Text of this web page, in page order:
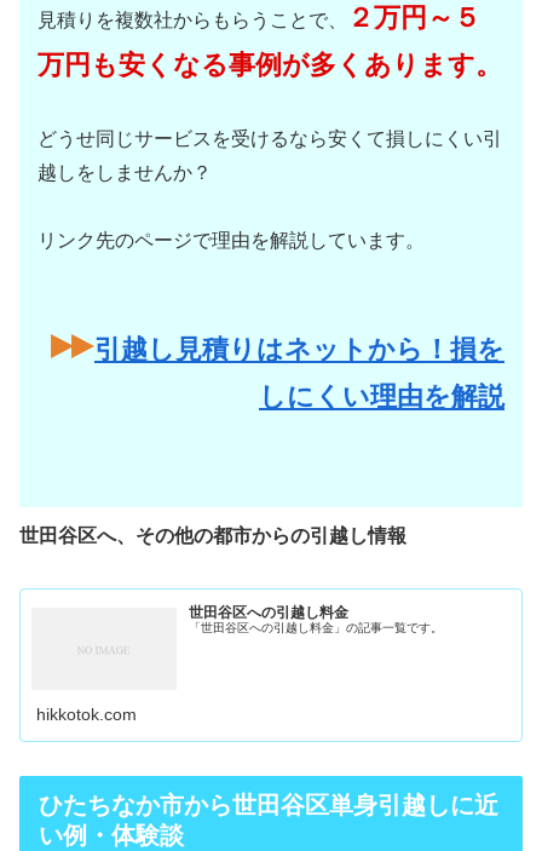
見積りを複数社からもらうことで、
２万円～５
万円も安くなる事例が多くあります。
どうせ同じサービスを受けるなら安くて損しにくい引
越しをしませんか？
リンク先のページで理由を解説しています。
引越し見積りはネットから！損を
しにくい理由を解説
世田谷区へ、その他の都市からの引越し情報
世田谷区への引越し料金
「世田谷区への引越し料金」の記事一覧です。
hikkotok.com
ひたちなか市から世田谷区単身引越しに近
い例・体験談